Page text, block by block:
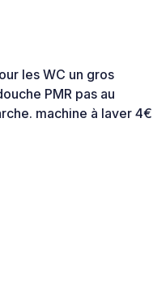
les WC un gros
PMR pas au
machine à laver 4€